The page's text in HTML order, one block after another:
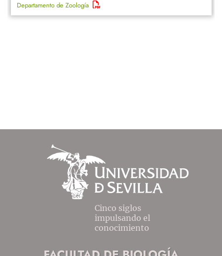
Departamento de Zoología
Cinco siglos
impulsando el
conocimiento